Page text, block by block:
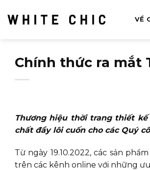
qua
VỀ
Chính thức ra mắt
Thương hiệu thời trang thiết
chất đầy lôi cuốn cho các Quý
Từ ngày 19.10.2022, các sản
trên các kênh online với những